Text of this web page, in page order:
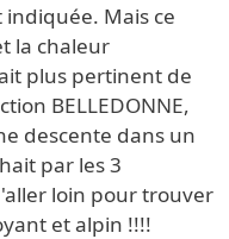
indiquée. Mais ce
la chaleur
plus pertinent de
BELLEDONNE,
descente dans un
par les 3
loin pour trouver
et alpin !!!!